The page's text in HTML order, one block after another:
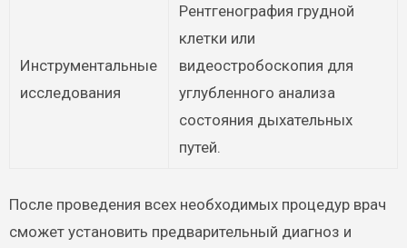
Инструментальные
исследования
Рентгенография грудной
клетки или
видеостробоскопия для
углубленного анализа
состояния дыхательных
путей.
После проведения всех необходимых процедур врач
сможет установить предварительный диагноз и